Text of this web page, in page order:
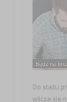
Bądź na
Do stażu
wlicza się